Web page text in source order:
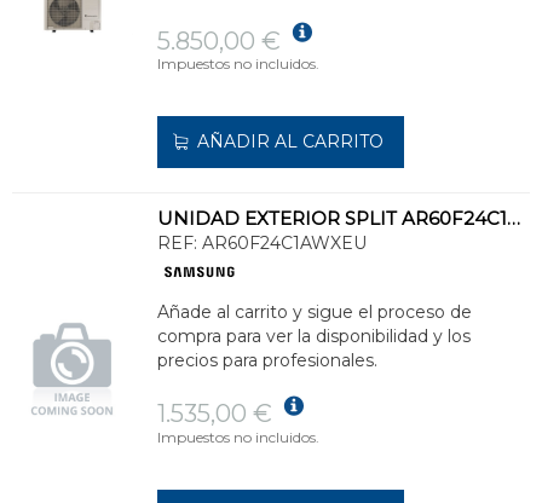
5.850,00 €
Impuestos no incluidos.
AÑADIR AL CARRITO
UNIDAD EXTERIOR SPLIT AR60F24C1AWXEU WIND FREE COMFORT S2 FRÍO 6,5kW CAL.7,4kW
REF: AR60F24C1AWXEU
Añade al carrito y sigue el proceso de
compra para ver la disponibilidad y los
precios para profesionales.
1.535,00 €
Impuestos no incluidos.